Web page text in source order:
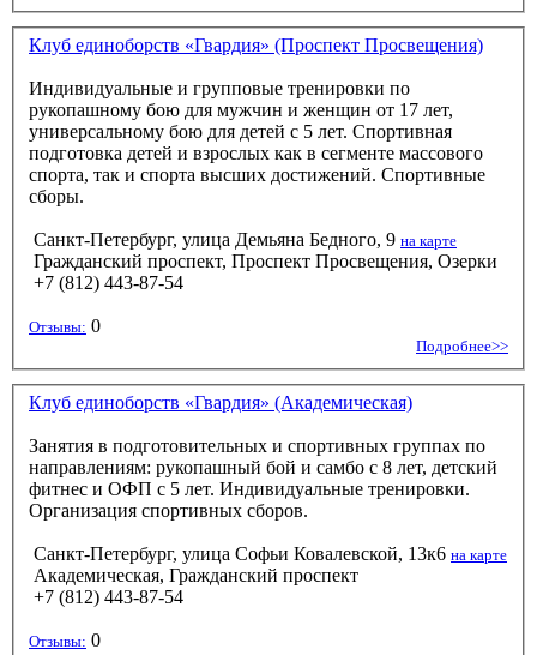
Клуб единоборств «Гвардия» (Проспект Просвещения)
Индивидуальные и групповые тренировки по
рукопашному бою для мужчин и женщин от 17 лет,
универсальному бою для детей с 5 лет. Спортивная
подготовка детей и взрослых как в сегменте массового
спорта, так и спорта высших достижений. Спортивные
сборы.
Санкт-Петербург, улица Демьяна Бедного, 9 на карте
Гражданский проспект, Проспект Просвещения, Озерки
+7 (812) 443-87-54
Отзывы: 0
Подробнее>>
Клуб единоборств «Гвардия» (Академическая)
Занятия в подготовительных и спортивных группах по
направлениям: рукопашный бой и самбо с 8 лет, детский
фитнес и ОФП с 5 лет. Индивидуальные тренировки.
Организация спортивных сборов.
Санкт-Петербург, улица Софьи Ковалевской, 13к6 на карте
Академическая, Гражданский проспект
+7 (812) 443-87-54
Отзывы: 0